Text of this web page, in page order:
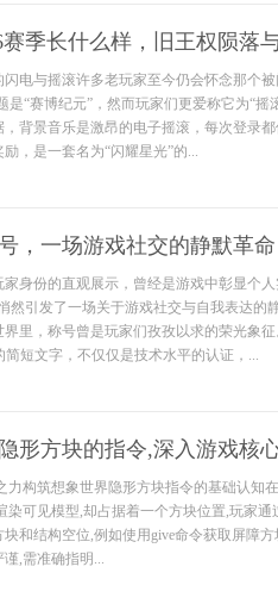
赛季长什么样，旧王权陨落
闪电与摇滚许多老玩家至今仍会怀念那个
是“赛博纪元”，然而玩家们更爱称它为“
，背景音乐是激昂的电子摇滚，每次登录
，是一套名为“闪耀星光”的...
，一场游戏社交的静默革命
身份的直观展示，曾经是游戏中彰显个
然引发了一场关于游戏社交与自我表达的
里，称号曾是玩家们孜孜以求的荣光象征
短文字，不仅仅是技术水平的认证，...
形方块的指令,深入游戏核
力构筑想象世界隐形方块指令的基础认知
染可见模型,却占据着一个方块位置,玩家
和结构空位,例如使用give命令获取屏障
,需准确指明...